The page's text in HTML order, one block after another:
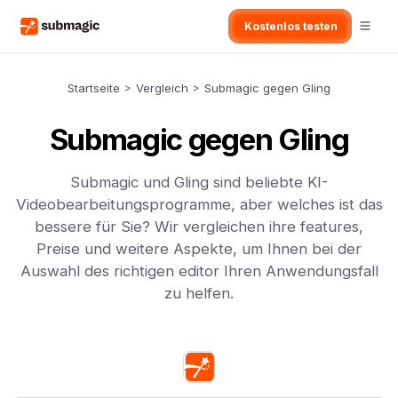
Kostenlos testen
Startseite > Vergleich > Submagic gegen Gling
Submagic gegen Gling
Submagic und Gling sind beliebte KI-
Videobearbeitungsprogramme, aber welches ist das
bessere für Sie? Wir vergleichen ihre features,
Preise und weitere Aspekte, um Ihnen bei der
Auswahl des richtigen editor Ihren Anwendungsfall
zu helfen.